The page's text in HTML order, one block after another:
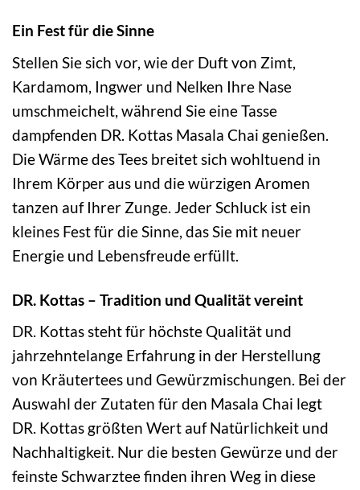
Ein Fest für die Sinne
Stellen Sie sich vor, wie der Duft von Zimt,
Kardamom, Ingwer und Nelken Ihre Nase
umschmeichelt, während Sie eine Tasse
dampfenden DR. Kottas Masala Chai genießen.
Die Wärme des Tees breitet sich wohltuend in
Ihrem Körper aus und die würzigen Aromen
tanzen auf Ihrer Zunge. Jeder Schluck ist ein
kleines Fest für die Sinne, das Sie mit neuer
Energie und Lebensfreude erfüllt.
DR. Kottas – Tradition und Qualität vereint
DR. Kottas steht für höchste Qualität und
jahrzehntelange Erfahrung in der Herstellung
von Kräutertees und Gewürzmischungen. Bei der
Auswahl der Zutaten für den Masala Chai legt
DR. Kottas größten Wert auf Natürlichkeit und
Nachhaltigkeit. Nur die besten Gewürze und der
feinste Schwarztee finden ihren Weg in diese